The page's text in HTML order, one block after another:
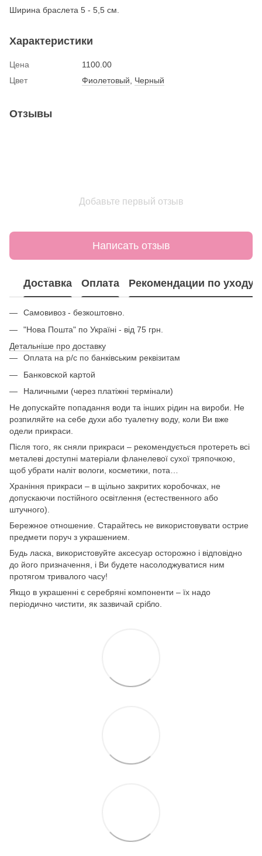
Ширина браслета 5 - 5,5 см.
Характеристики
Цена
1100.00
Цвет
Фиолетовый, Черный
Отзывы
Добавьте первый отзыв
Написать отзыв
Доставка Оплата Рекомендации по уходу
Самовивоз - безкоштовно.
"Нова Пошта" по Україні - від 75 грн.
Детальніше про доставку
Оплата на р/с по банківським реквізитам
Банковской картой
Наличными (через платіжні термінали)
Не допускайте попадання води та інших рідин на вироби. Не
розпиляйте на себе духи або туалетну воду, коли Ви вже
одели прикраси.
Після того, як сняли прикраси – рекомендується протереть всі
металеві доступні матеріали фланелевої сухої тряпочкою,
щоб убрати наліт вологи, косметики, пота…
Храніння прикраси – в щільно закритих коробочках, не
допускаючи постійного освітлення (естественного або
штучного).
Бережное отношение. Старайтесь не використовувати острие
предмети поруч з украшением.
Будь ласка, використовуйте аксесуар осторожно і відповідно
до його призначення, і Ви будете насолоджуватися ним
протягом тривалого часу!
Якщо в украшенні є серебряні компоненти – їх надо
періодично чистити, як зазвичай срібло.